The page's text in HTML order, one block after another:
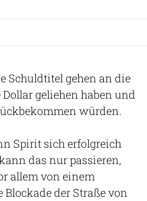
Schuldtitel gehen an die
geliehen haben und
würden.
Spirit sich erfolgreich
das nur passieren,
allem von einem
der Straße von